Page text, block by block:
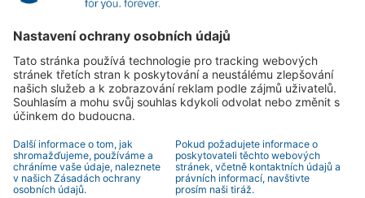
Další aplikace
Kontakt
Kontaktní osoba
Kontaktní formulář